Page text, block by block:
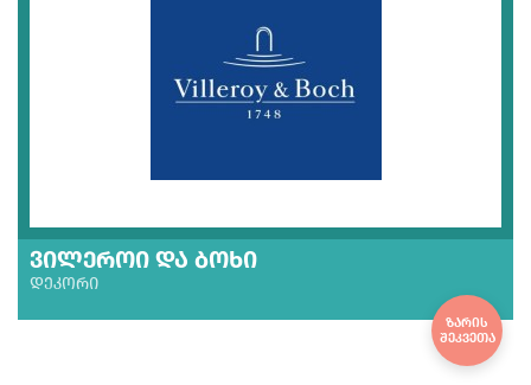
ᲕᲘᲚᲔᲠᲝᲘ ᲓᲐ ᲑᲝᲮᲘ
ᲓᲔᲙᲝᲠᲘ
ᲖᲐᲠᲘᲡ
ᲨᲔᲙᲕᲔᲗᲐ